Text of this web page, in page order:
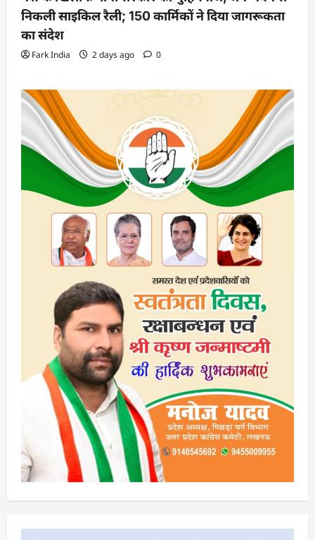
निकली साइकिल रैली; 150 कार्मिकों ने दिया जागरूकता
का संदेश
Fark India 2 days ago 0